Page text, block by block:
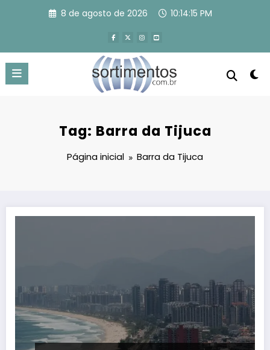
8 de agosto de 2026 10:14:16 PM
Tag: Barra da Tijuca
Página inicial Barra da Tijuca